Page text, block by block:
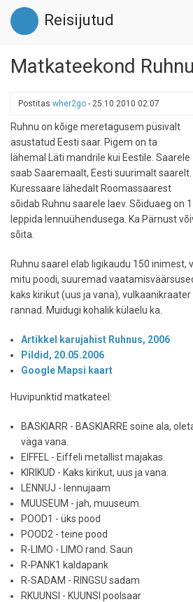
Liigu
edasi
põhisisu
Reisijutud
Matkateekond
Postitas wher2go - 25.10.2010 02:07
Ruhnu on kõige meretagusem püsivalt
asustatud Eesti saar. Pigem on ta
lähemal Läti mandrile kui Eestile. Saarele
saab Saaremaalt, Eesti suurimalt saarelt.
Kuressaare lähedalt Roomassaarest
sõidab Ruhnu saarele laev. Sõiduaeg on
leppida lennuühendusega. Ka Pärnust
sõita.
Ruhnu saarel elab ligikaudu 150 inimest,
mitu poodi, suuremad
kaks kirikut (uus ja vana),
rannad. Muidugi kohalik külaelu ka.
Artikkel karujahist Ruhnus, 2006
Pildid, 20.05.2006
Google Mapsi kaart
Huvipunktid matkateel:
BASKIARR - BASKIARRE soine ala,
väga vana.
EIFFEL - Eiffeli metallist majakas.
KIRIKUD - Kaks kirikut, uus ja vana.
LENNUJ - lennujaam
MUUSEUM - jah, muuseum.
POOD1 - üks pood
POOD2 - teine pood
R-LIMO - LIMO rand. Saun
R-PANK1 kaldapank
R-SADAM - RINGSU sadam
RKUUNSI - KUUNSI poolsaar